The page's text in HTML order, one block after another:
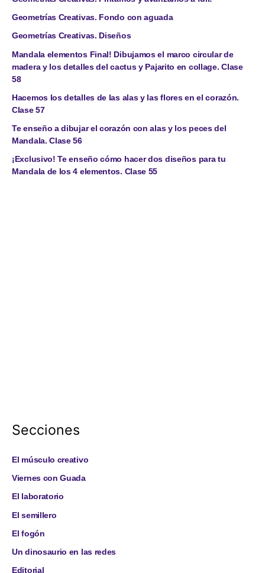
Geometrías Creativas. Fondo con aguada
Geometrías Creativas. Diseños
Mandala elementos Final! Dibujamos el marco circular de
madera y los detalles del cactus y Pajarito en collage. Clase
58
Hacemos los detalles de las alas y las flores en el corazón.
Clase 57
Te enseño a dibujar el corazón con alas y los peces del
Mandala. Clase 56
¡Exclusivo! Te enseño cómo hacer dos diseños para tu
Mandala de los 4 elementos. Clase 55
Secciones
El músculo creativo
Viernes con Guada
El laboratorio
El semillero
El fogón
Un dinosaurio en las redes
Editorial